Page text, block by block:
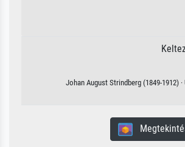
Johan August Strindberg (1849-1912)